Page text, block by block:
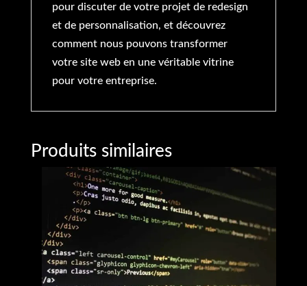
pour discuter de votre projet de redesign
et de personnalisation, et découvrez
comment nous pouvons transformer
votre site web en une véritable vitrine
pour votre entreprise.
Produits similaires